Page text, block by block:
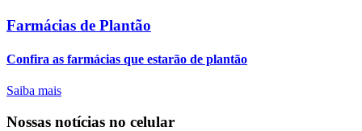
Farmácias de Plantão
Confira as farmácias que estarão de plantão
Saiba mais
Nossas notícias no celular